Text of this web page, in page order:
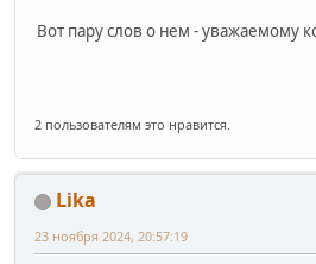
Вот пару слов о нем - уважаемому
2 пользователям это нравится.
Lika
23 ноября 2024, 20:57:19